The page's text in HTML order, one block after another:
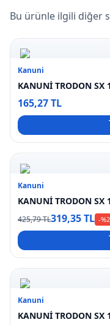
Bu ürünle ilgili diğer
Kanuni
KANUNİ TRODON SX
165,27 TL
Kanuni
KANUNİ TRODON SX
425,79 TL319,35 TL -%
Kanuni
KANUNİ TRODON SX